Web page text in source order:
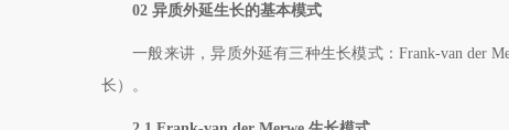
02异质外延生长的基本模式
一般来讲，异质外延有三种生长模式： Frank-van der
长）
。